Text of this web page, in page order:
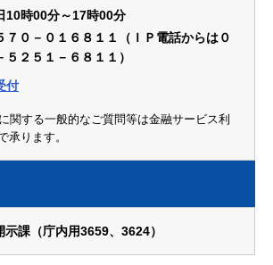
10時00分～17時00分
７０－０１６８１１（ＩＰ電話からは０
５２５１－６８１１）
付
関する一般的なご質問等は金融サービス利
承ります。
課（庁内用3659、3624）